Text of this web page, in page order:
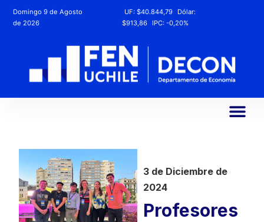
Domingo 9 de Agosto
de 2026
UF:$40.844,79
Dólar:
$913,86
IPC:-0,20%
3 de Diciembre de
2024
Profesores